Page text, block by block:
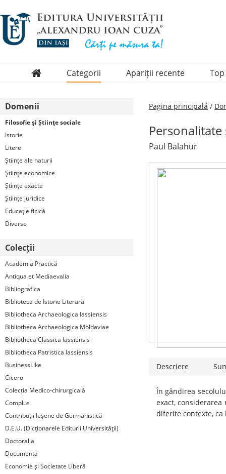
Categorii
Periodice
Apariții recente Top
Domenii
Filosofie şi Ştiinţe sociale
Istorie
Litere
Ştiinţe ale naturii
Ştiinţe economice
Ştiinţe exacte
Ştiinţe juridice
Educaţie fizică
Diverse
Colecții
Academia Practică
Antiqua et Mediaevalia
Bibliografica
Biblioteca de Istorie Literară
Bibliotheca Archaeologica Iassiensis
Bibliotheca Archaeologica Moldaviae
Bibliotheca Classica Iassiensis
Bibliotheca Patristica Iassiensis
BusinessLike
Cicero
Colecția Medico-chirurgicală
Complus
Contribuţii Ieşene de Germanistică
D.E.U. (Dicţionarele Editurii Universităţii)
Doctoralia
Documenta
Economie şi Societate Liberă
Pagina principală /
Paul Balahur
Descriere
În gândirea
exact,
diferite contexte,